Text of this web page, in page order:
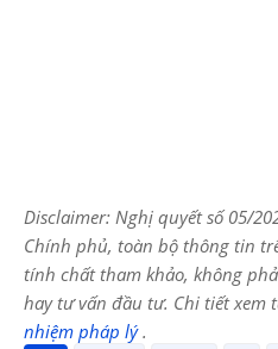
Disclaimer: Nghị quyết số 05/
Chính phủ, toàn bộ thông tin
tính chất tham khảo, không
hay tư vấn đầu tư. Chi tiết xem
nhiệm pháp lý.